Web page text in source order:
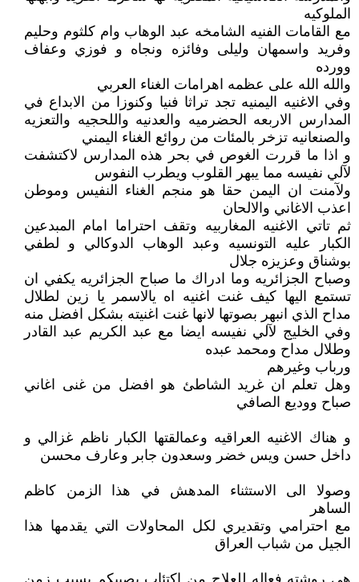
الملوكيه
مع القامات الفنيه الشامخه عبد الوهاب وام كلثوم وحليم
وفريد واسمهان وليلى وفائزه ونجاه و فوزي وعفاف
وورده
والله الله على عظمه اهرامات الغناء العربي
وفي الاغنيه اليمنيه تجد تراثا فنيا وكنوزا من الابداع في
المدارس الاربعه الحضرميه والعدنيه واللحجيه والتعزيه
والصنعانيه تزخر بالمئات من روائع الغناء اليمني
و اذا ما قررت الغوص في بحر هذه المدارس لاكتشفت
لآلي نفيسه مما يبهر القلوب ويطرب النفوس
ولآمنت ان اليمن حقا هو منجم الغناء النفيس وموطن
اعذب الاغاني والالحان
ثم تاتي الاغنيه المغاربيه وتقف احتراما امام المبدعين
الكبار عليه التونسيه وعبد الوهاب الدوكالي و لطفي
بوشناق وعزيزه جلال
وصباح الجزائريه وما ادراك ما صباح الجزائريه يكفي ان
تستمع اليها كيف غنت اغنيه اه يالاسمر يا زين لطلال
مداح الذي انبهر بصوتها لانها غنت اغنيته بشكل افضل منه
وفي الخليج لآلي نفيسه ايضا مع عبد الكريم عبد القادر
وطلال مداح ومحمد عبده
ورباب وغيرهم
وهل تعلم ان غريد الشاطئ هو افضل من غنى اغاني
صباح ووديع الصافي
و هناك الاغنيه العراقيه وعمالقتها الكبار ناظم غزالي و
داخل حسن ويس خضر وسعدون جابر وعارف محسن
وصولا الى الاستثناء المدهش في هذا الزمن كاظم
الساهر
مع احترامي وتقديري لكل المحاولات التي يقدمها هذا
الجيل من شباب العراق